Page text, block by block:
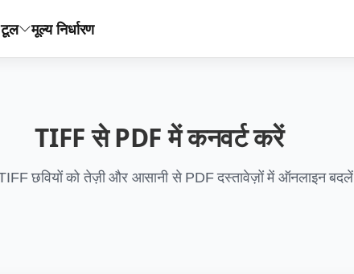
मूल्य निर्धारण
TIFF से PDF में कनवर्ट करें
छवियों को तेज़ी और आसानी से PDF दस्तावेज़ों में ऑनलाइन बदलें